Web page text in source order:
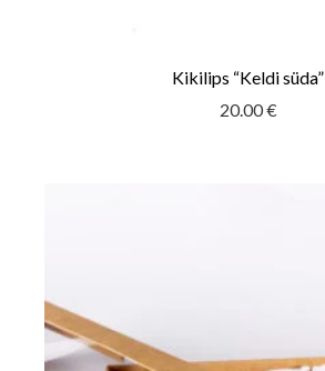
Kikilips “Keldi süda”
20.00€